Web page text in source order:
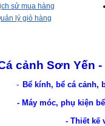
sử mua hàng
lý giỏ hàng
cảnh Sơn Yến
Bể kính, bể cá cảnh,
- Máy móc, phụ kiện
- Thiết kế